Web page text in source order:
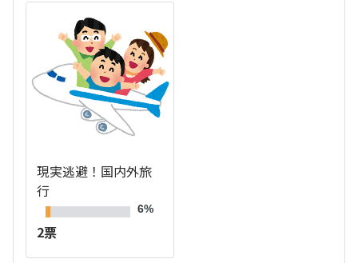
現実逃避！国内外旅
行
6%
2票